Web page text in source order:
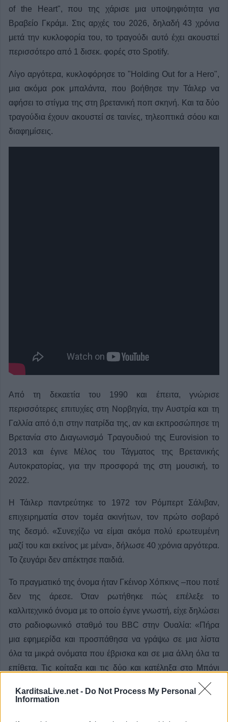
KarditsaLive.net - Do Not Process My Personal
Information
of the Heart", που της χάρισε μια υποψηφιότητα για
Βραβείο Γκράμι. Στις αρχές του 2026, δηλαδή 43 χρόνια
μετά την κυκλοφορία του, το τραγούδι αυτό έχει ακουστεί
περισσότερο από 1 δισεκ. φορές στο Spotify.
Λίγο αργότερα, κυκλοφόρησε το "Holding Out for a Hero",
μια ακόμα ροκ μπαλάντα, που βοήθησε την Τάιλερ να
αφήσει το στίγμα της στη βρετανική ποπ σκηνή. Και τα δύο
τραγούδια έχουν ακουστεί σε ταινίες, τηλεοπτικά σόου και
διαφημίσεις.
Από τη δεκαετία του 1990 και έπειτα, γνώρισε
περισσότερες επιτυχίες στη Νορβηγία, την Αυστρία και τη
Γαλλία από ό,τι στην πατρίδα της, αν και εκπροσώπησε τη
Βρετανία στο Διαγωνισμό Τραγουδιού της Eurovision το
2013 και έγινε Μέλος του Τάγματος της Βρετανικής
Αυτοκρατορίας, για την προσφορά της στη μουσική, το
2022.
Η Τάιλερ παντρεύτηκε το 1972 τον Ρόμπερτ Σάλιβαν,
επιχειρηματία στον τομέα ακινήτων, τον πρώτο σοβαρό
της δεσμό. «Συνεχίζω να είμαι ακόμα πολύ ερωτευμένη
μαζί του και εκείνος με μένα», δήλωσε 40 χρόνια αργότερα.
Το ζευγάρι δεν απέκτησε παιδιά.
Το πραγματικό της όνομα ήταν Γκέινορ Χόπκινς –που ποτέ
δεν της άρεσε. Όταν ρωτήθηκε πώς επέλεξε το
καλλιτεχνικό όνομα με το οποίο έγινε γνωστή, είχε δηλώσει
στο ραδιοφωνικό σταθμό του BBC στην Ουαλία: «Πήρα
μια εφημερίδα και προσπάθησα να γράψω σε μια λίστα
όλα τα μικρά ονόματα που έβρισκα και σε μια άλλη όλα τα
επίθετα. Τις κοίταξα και τις δύο και κατέληξα στο Μπόνι
«Και ήταν ένα υπέροχο όνομα».